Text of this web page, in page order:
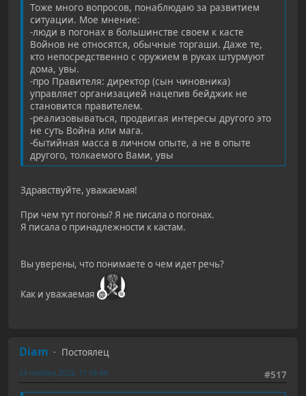
Тоже много вопросов, понаблюдаю за развитием
ситуации. Мое мнение:
-люди в погонах в большинстве своем к касте
Войнов не относятся, обычные торгаши. Даже те,
кто непосредственно с оружием в руках штурмуют
дома, увы.
-про Правителя: директор (сын чиновника)
управляет организацией нацепив бейджик не
становится правителем.
-реализовываться, продвигая интересы другого это
не суть Война или мага.
-бытийная масса в личном опыте, а не в опыте
другого, толкаемого Вами, увы
Здравствуйте, уважаемая!
При чем тут погоны? Я не писала о погонах.
Я писала о принадлежности к кастам.
Вы уверены, что понимаете о чем идет речь?
Как и уважаемая
Diam
Постоялец
#517
24 ноября 2023, 11:18:44